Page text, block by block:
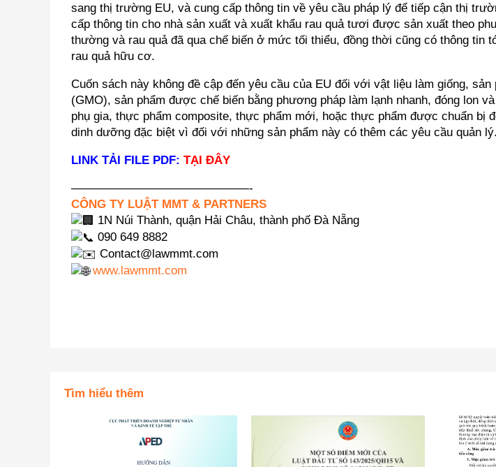
sang thị trường EU, và cung cấp thông tin về yêu cầu pháp lý để tiếp cận thị
cấp thông tin cho nhà sản xuất và xuất khẩu rau quả tươi được sản xuất theo
thường và rau quả đã qua chế biến ở mức tối thiểu, đồng thời cũng có thông tin
rau quả hữu cơ.
Cuốn sách này không đề cập đến yêu cầu của EU đối với vật liệu làm giống, sản
(GMO), sản phẩm được chế biến bằng phương pháp làm lạnh nhanh, đóng lon
phụ gia, thực phẩm composite, thực phẩm mới, hoặc thực phẩm được chuẩn bị
dinh dưỡng đặc biệt vì đối với những sản phẩm này có thêm các yêu cầu quản lý.
LINK TẢI FILE PDF: TẠI ĐÂY
———————————————-
CÔNG TY LUẬT MMT & PARTNERS
1N Núi Thành, quận Hải Châu, thành phố Đà Nẵng
090 649 8882
Contact@lawmmt.com
www.lawmmt.com
Tìm hiểu thêm